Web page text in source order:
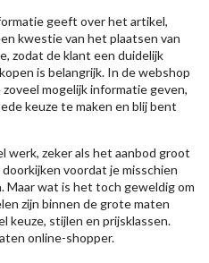
geeft over het artikel,
kwestie van het plaatsen van
zodat de klant een duidelijk
is belangrijk. In de webshop
mogelijk informatie geven,
keuze te maken en blij bent
werk, zeker als het aanbod groot
voordat je misschien
wat is het toch geweldig om
zijn binnen de grote maten
keuze, stijlen en prijsklassen.
online-shopper.